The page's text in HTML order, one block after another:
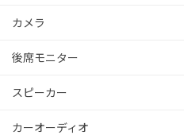
カメラ
後席モニター
スピーカー
カーオーディオ